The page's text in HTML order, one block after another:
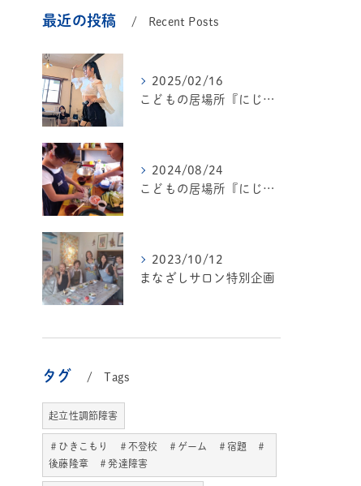
最近の投稿 Recent Posts
2025/02/16
こどもの居場所『にじいろ🌈テラス』
2024/08/24
こどもの居場所『にじいろ🌈テラス』
2023/10/12
まなざしサロン特別企画
タグ Tags
起立性調節障害
＃ひきこもり ＃不登校 ＃ゲーム ＃宿題 ＃
後藤隆章 ＃発達障害